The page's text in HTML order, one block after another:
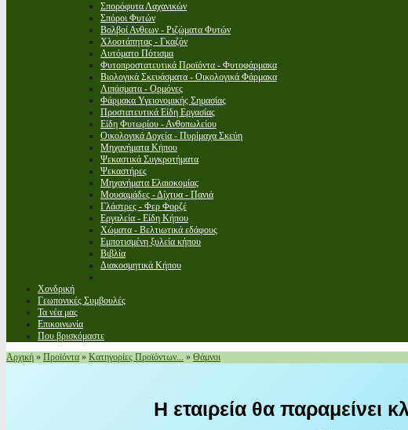
Σπορόφυτα Λαχανικών
Σπόροι Φυτών
Βολβοί Ανθεων - Ριζώματα Φυτών
Χλοοτάπητας - Γκαζόν
Αυτόματο Πότισμα
Φυτοπροστατευτικά Προϊόντα - Φυτοφάρμακα
Βιολογικά Σκευάσματα - Οικολογικά Φάρμακα
Λιπάσματα - Ορμόνες
Φάρμακα Υγειονομικής Σημασίας
Προστατευτικά Είδη Εργασίας
Είδη Φυτωρίου - Ανθοπωλείου
Οικολογικά Δοχεία - Πυρίμαχα Σκεύη
Μηχανήματα Κήπου
Ψεκαστικά Συγκροτήματα
Ψεκαστήρες
Μηχανήματα Ελαιοκομίας
Μουσαμάδες - Δίχτυα - Πανιά
Γλάστρες - Φερ Φορζέ
Εργαλεία - Είδη Κήπου
Χώματα - Βελτιωτικά εδάφους
Εμποτισμένη ξυλεία κήπου
Βιβλία
Διακοσμητικά Κήπου
Χονδρική
Γεωπονικές Συμβουλές
Τα νέα μας
Επικοινωνία
Που βρισκόμαστε
Αρχική » Προϊόντα » Κατηγορίες Προϊόντων... » Θάμνοι
Η εταιρεία θα παραμείνει